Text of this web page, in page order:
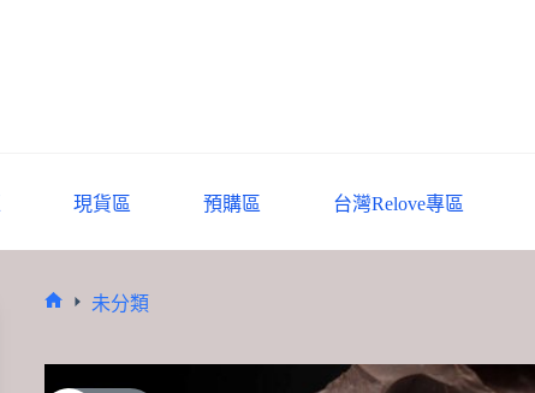
現貨區 預購區 台灣Relove專區
未分類